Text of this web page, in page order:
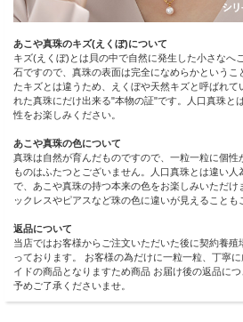
あこや真珠のキズ(えくぼ)について
キズ(えくぼ)とは貝の中で自然に発生した小さなへ
石ですので、真珠の表面は完全になめらかという
たキズとは違うため、えくぼや天然キズと呼ばれて
れた真珠にだけ出来る"本物の証"です。人口真珠と
性をお楽しみください。
あこや真珠の色について
真珠は自然が育んだものですので、一粒一粒に個性
ものはふたつとございません。人口真珠とは違い
で、あこや真珠の持つ本来の色をお楽しみいただけ
ックレスやピアスなど珠の色に違いが見えることも
返品について
当店ではお客様からご注文いただいた後に契約養
っております。 お客様の為だけに一粒一粒、丁寧
イドの商品となりますため商品 お届け後の返品につ
予めご了承くださいませ。